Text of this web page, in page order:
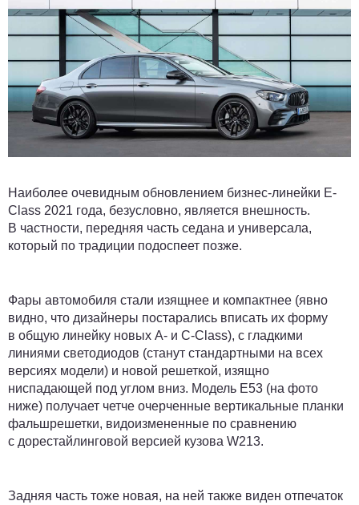
Наиболее очевидным обновлением бизнес-линейки E-
Class 2021 года, безусловно, является внешность.
В частности, передняя часть седана и универсала,
который по традиции подоспеет позже.
Фары автомобиля стали изящнее и компактнее (явно
видно, что дизайнеры постарались вписать их форму
в общую линейку новых A- и C-Class), с гладкими
линиями светодиодов (станут стандартными на всех
версиях модели) и новой решеткой, изящно
ниспадающей под углом вниз. Модель E53 (на фото
ниже) получает четче очерченные вертикальные планки
фальшрешетки, видоизмененные по сравнению
с дорестайлинговой версией кузова W213.
Задняя часть тоже новая, на ней также виден отпечаток